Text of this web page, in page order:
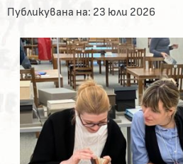
Публикувана на: 23 юли 2026